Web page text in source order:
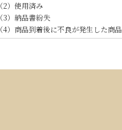
（2）使用済み
（3）納品書紛失
（4）商品到着後に不良が発生した商品